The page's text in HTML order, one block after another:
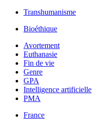
Transhumanisme
Bioéthique
Avortement
Euthanasie
Fin de vie
Genre
GPA
Intelligence artificielle
PMA
France